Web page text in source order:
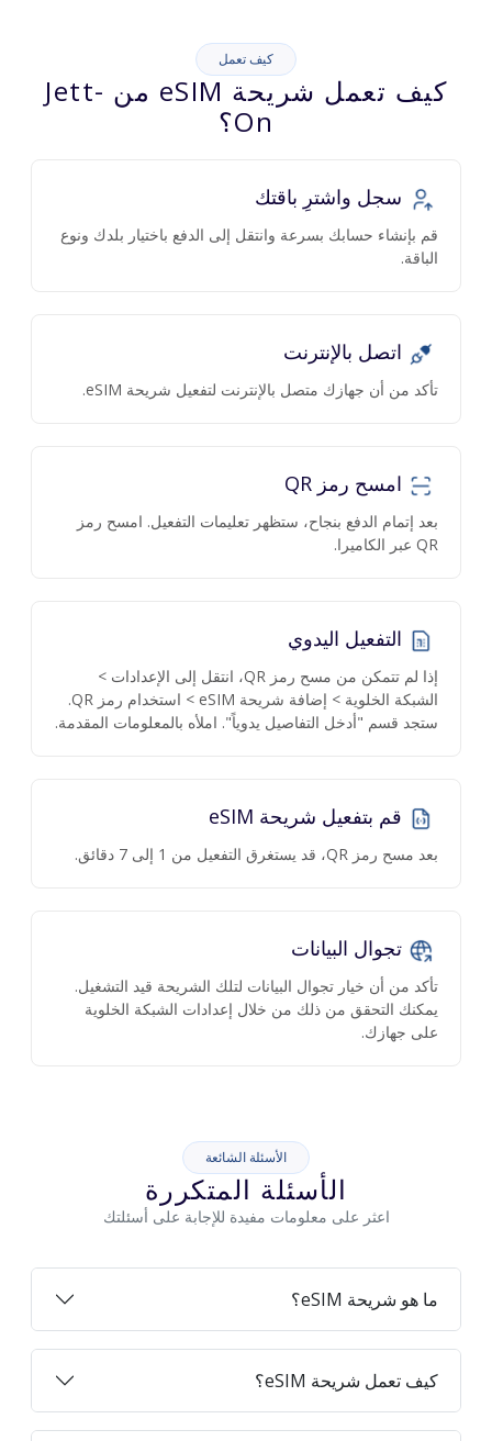
كيف تعمل
كيف تعمل شريحة eSIM من Jett-
On؟
سجل واشترِ باقتك
قم بإنشاء حسابك بسرعة وانتقل إلى الدفع باختيار بلدك ونوع
الباقة.
اتصل بالإنترنت
تأكد من أن جهازك متصل بالإنترنت لتفعيل شريحة eSIM.
امسح رمز QR
بعد إتمام الدفع بنجاح، ستظهر تعليمات التفعيل. امسح رمز
QR عبر الكاميرا.
التفعيل اليدوي
إذا لم تتمكن من مسح رمز QR، انتقل إلى الإعدادات >
الشبكة الخلوية > إضافة شريحة eSIM > استخدام رمز QR.
ستجد قسم "أدخل التفاصيل يدوياً". املأه بالمعلومات المقدمة.
قم بتفعيل شريحة eSIM
بعد مسح رمز QR، قد يستغرق التفعيل من 1 إلى 7 دقائق.
تجوال البيانات
تأكد من أن خيار تجوال البيانات لتلك الشريحة قيد التشغيل.
يمكنك التحقق من ذلك من خلال إعدادات الشبكة الخلوية
على جهازك.
الأسئلة الشائعة
الأسئلة المتكررة
اعثر على معلومات مفيدة للإجابة على أسئلتك
ما هو شريحة eSIM؟
كيف تعمل شريحة eSIM؟